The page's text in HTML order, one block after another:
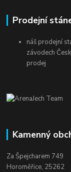
Prodejní
náš prodejní
závodech
prodej
Kamenný
Za Špejcharem 749
Horoměřice, 25262